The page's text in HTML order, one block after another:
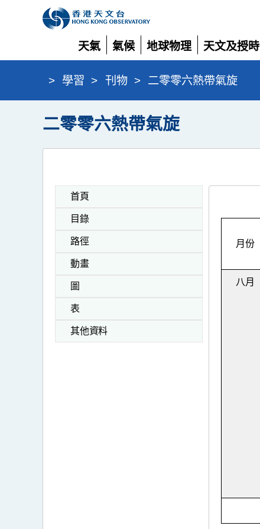
天氣
展
開
氣候
展
開
地球物理
展
開
天文及授時
展
開
> 學習 > 刊物 > 二零零六熱帶氣旋
二零零六熱帶氣旋
首頁
目錄
路徑
動畫
圖
表
其他資料
月份
八月